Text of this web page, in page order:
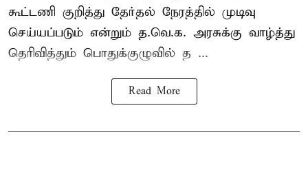
கூட்டணி குறித்து தேர்தல் நேரத்தில் முடிவு
செய்யப்படும் என்றும் த.வெ.க. அரசுக்கு வாழ்த்து
தெரிவித்தும் பொதுக்குழுவில் த ...
Read More